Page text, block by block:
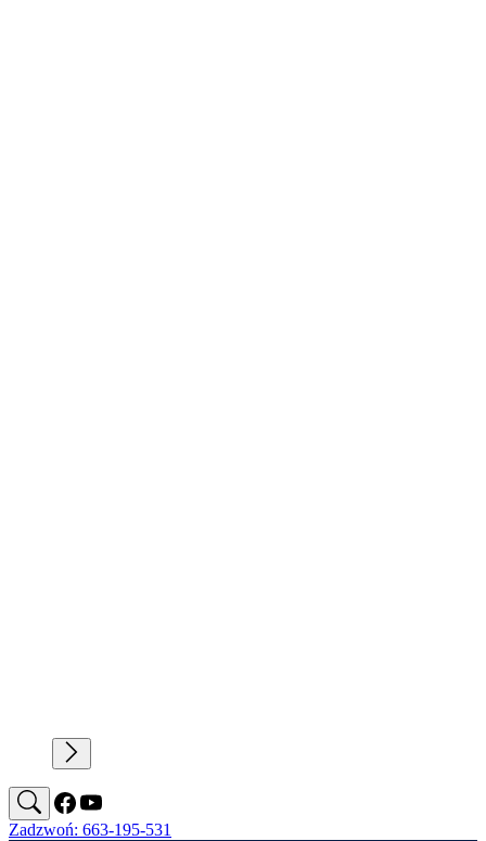
Zadzwoń: 663-195-531